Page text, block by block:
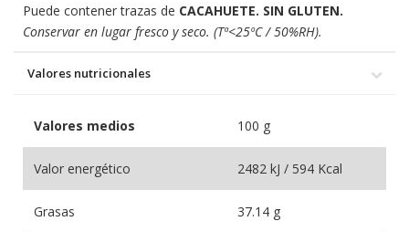
Puede contener trazas de CACAHUETE. SIN GLUTEN.
Conservar en lugar fresco y seco. (Tª<25ºC / 50%RH).
Valores nutricionales
Valores medios 100 g
Valor energético 2482 kJ / 594 Kcal
Grasas 37.14 g